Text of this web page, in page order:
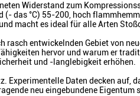
Widerstand zum
das °C) 55-200, hoch
macht es ideal für alle Arten
entwickelnden Gebiet von
hervor und warum er
und -langlebigkeit erhöhen.
Daten decken auf,
neu eingebundene